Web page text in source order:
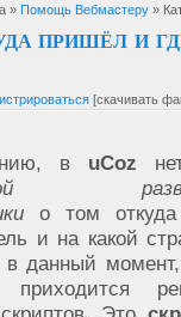
» Помощь Вебмастеру »
ПРИШЁЛ И
[скачивать
в uCoz
о том
и на какой
в данный
приходится